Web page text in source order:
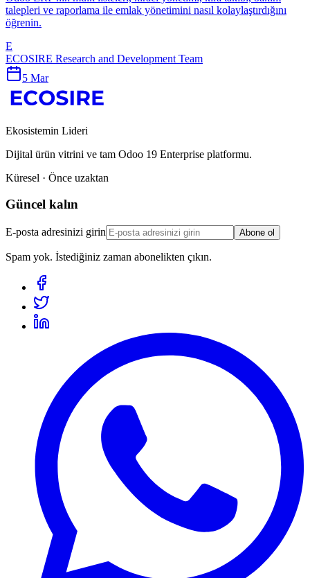
talepleri ve raporlama ile emlak yönetimini nasıl kolaylaştırdığını
öğrenin.
E
ECOSIRE Research and Development Team
5 Mar
Ekosistemin Lideri
Dijital ürün vitrini ve tam Odoo 19 Enterprise platformu.
Küresel · Önce uzaktan
Güncel kalın
E-posta adresinizi girin Abone ol
Spam yok. İstediğiniz zaman abonelikten çıkın.